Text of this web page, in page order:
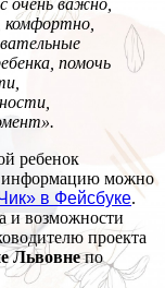
очень важно,
комфортно,
помочь
ребенок
информацию можно
в Фейсбуке.
и возможности
проекта
Львовнепо